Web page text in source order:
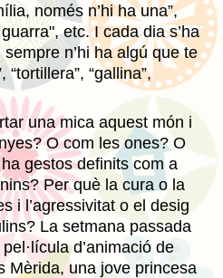
només n’hi ha una”,
etc. I cada dia s’ha
n’hi ha algú que te
“tortillera”, “gallina”,
una mica aquest món i
O com les ones? O
gestos definits com a
Per què la cura o la
i l’agressivitat o el desig
La setmana passada
pel·lícula d’animació de
Mèrida, una jove princesa